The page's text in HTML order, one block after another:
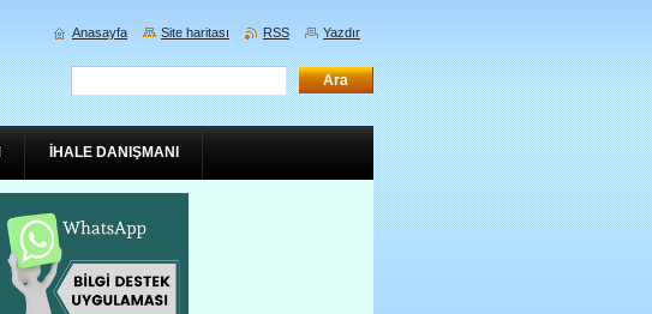
İHALE DANIŞMANI
Anasayfa Site haritası RSS Yazdır